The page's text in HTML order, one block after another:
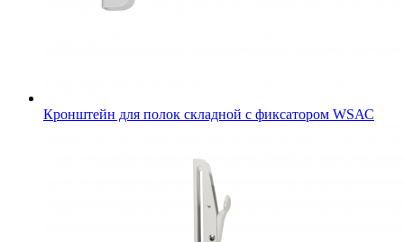
Кронштейн для полок складной с фиксатором WSАС